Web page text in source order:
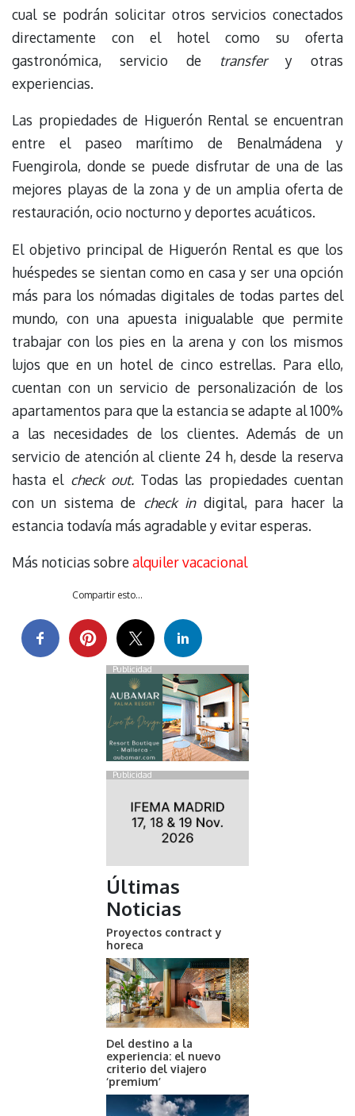
cual se podrán solicitar otros servicios conectados
directamente con el hotel como su oferta
gastronómica, servicio de transfery otras
experiencias.
Las propiedades de Higuerón Rental se encuentran
entre el paseo marítimo de Benalmádena y
Fuengirola, donde se puede disfrutar de una de las
mejores playas de la zona y de un amplia oferta de
restauración, ocio nocturno y deportes acuáticos.
El objetivo principal de Higuerón Rental es que los
huéspedes se sientan como en casa y ser una opción
más para los nómadas digitales de todas partes del
mundo, con una apuesta inigualable que permite
trabajar con los pies en la arena y con los mismos
lujos que en un hotel de cinco estrellas. Para ello,
cuentan con un servicio de personalización de los
apartamentos para que la estancia se adapte al 100%
a las necesidades de los clientes. Además de un
servicio de atención al cliente 24 h, desde la reserva
hasta el check out. Todas las propiedades cuentan
con un sistema de check in digital, para hacer la
estancia todavía más agradable y evitar esperas.
Más noticias sobrealquiler vacacional
Compartir esto...
Publicidad
Publicidad
Últimas
Noticias
Proyectos contract y
horeca
Del destino a la
experiencia: el nuevo
criterio del viajero
‘premium’